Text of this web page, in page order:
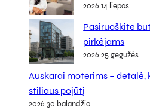
2026 14 liepos
Pasiruoškite
pirkėjams
2026 25 gegužės
Auskarai moterims – detalė,
stiliaus pojūtį
2026 30 balandžio